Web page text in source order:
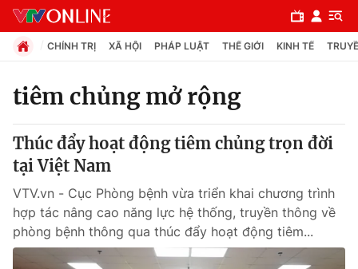
Chuyên mục
Chính trị
Xã hội
Pháp luật
CHÍNH TRỊ XÃ HỘI PHÁP LUẬT THẾ GIỚI KINH TẾ
tiêm chủng mở rộng
Thúc đẩy hoạt động tiêm chủng trọn đời
tại Việt Nam
VTV.vn - Cục Phòng bệnh vừa triển khai chương trình
hợp tác nâng cao năng lực hệ thống, truyền thông về
phòng bệnh thông qua thúc đẩy hoạt động tiêm...